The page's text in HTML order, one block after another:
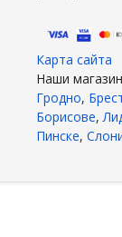
Карта сайта
Наши
Гродно,
Борисове,
Пинске,